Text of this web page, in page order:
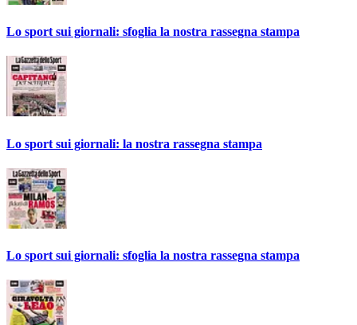
Lo sport sui giornali: sfoglia la nostra rassegna stampa
Lo sport sui giornali: la nostra rassegna stampa
Lo sport sui giornali: sfoglia la nostra rassegna stampa